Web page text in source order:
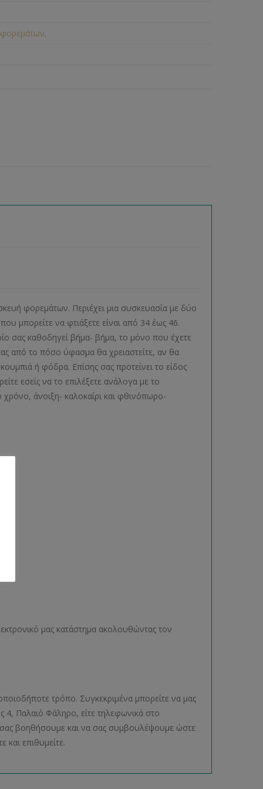
.
φορεμάτων. Περιέχει μια συσκευασία με δύο
μπορείτε να φτιάξετε είναι από 34 έως 46.
σας καθοδηγεί βήμα- βήμα, το μόνο που έχετε
από το πόσο ύφασμα θα χρειαστείτε, αν θα
ή φόδρα. Επίσης σας προτείνει το είδος
εσείς να το επιλέξετε ανάλογα με το
άνοιξη- καλοκαίρι και φθινόπωρο-
μας κατάστημα ακολουθώντας τον
τρόπο. Συγκεκριμένα μπορείτε να μας
4, Παλαιό Φάληρο, είτε τηλεφωνικά στο
σας βοηθήσουμε και να σας συμβουλέψουμε ώστε
και επιθυμείτε.